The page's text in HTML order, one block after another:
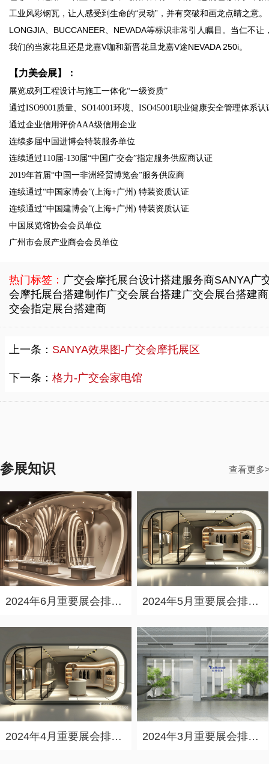
工业风彩钢瓦，让人感受到生命的“灵动”，并有突破和画龙点睛之意。
LONGJIA、BUCCANEER、NEVADA等标识非常引人瞩目。当仁不让
我们的当家花旦还是龙嘉V咖和新晋花旦龙嘉V途NEVADA 250i。
【力美会展】：
展览成列工程设计与施工一体化“一级资质”
通过ISO9001质量、SO14001环境、ISO45001职业健康安全管理体系认
通过企业信用评价AAA级信用企业
连续多届中国进博会特装服务单位
连续通过110届-130届“中国广交会”指定服务供应商认证
2019年首届“中国一非洲经贸博览会”服务供应商
连续通过“中国家博会”(上海+广州) 特装资质认证
连续通过“中国建博会”(上海+广州) 特装资质认证
中国展览馆协会会员单位
广州市会展产业商会会员单位
热门标签： 广交会摩托展台设计搭建服务商SANYA广
会摩托展台搭建制作广交会展台搭建广交会展台搭建商
交会指定展台搭建商
上一条： SANYA效果图-广交会摩托展区
下一条： 格力-广交会家电馆
参展知识 查看更多
2024年6月重要展会排期信息，展会策划展台设计搭建公司推荐 2024年5月重要展会排期信息，展台设计定制厂家推荐
2024年4月重要展会排期信息，展会展台设计搭建公司推荐 2024年3月重要展会排期信息，展台设计搭建公司推荐